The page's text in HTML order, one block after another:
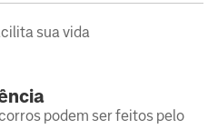
sua vida
podem ser feitos pelo